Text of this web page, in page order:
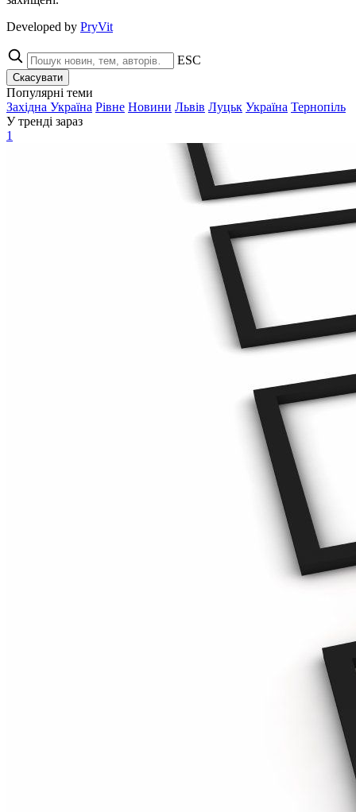
Developed by PryVit
ESC
Скасувати
Популярні теми
Західна Україна Рівне Новини Львів Луцьк Україна Тернопіль
У тренді зараз
1